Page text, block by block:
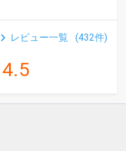
keyboard_arrow_right レビュー一覧 (432件)
4.5